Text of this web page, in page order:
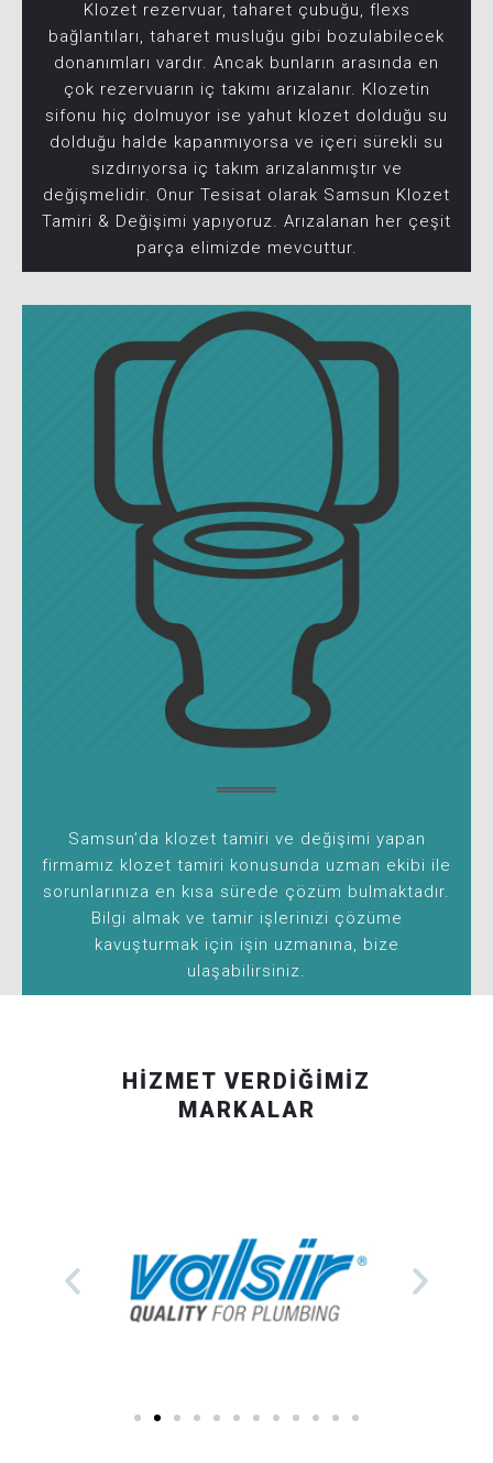
Klozet rezervuar, taharet çubuğu, flexs
bağlantıları, taharet musluğu gibi bozulabilecek
donanımları vardır. Ancak bunların arasında en
çok rezervuarın iç takımı arızalanır. Klozetin
sifonu hiç dolmuyor ise yahut klozet dolduğu su
dolduğu halde kapanmıyorsa ve içeri sürekli su
sızdırıyorsa iç takım arızalanmıştır ve
değişmelidir. Onur Tesisat olarak Samsun Klozet
Tamiri & Değişimi yapıyoruz. Arızalanan her çeşit
parça elimizde mevcuttur.
Samsun’da klozet tamiri ve değişimi yapan
firmamız klozet tamiri konusunda uzman ekibi ile
sorunlarınıza en kısa sürede çözüm bulmaktadır.
Bilgi almak ve tamir işlerinizi çözüme
kavuşturmak için işin uzmanına, bize
ulaşabilirsiniz.
HİZMET VERDİĞİMİZ
MARKALAR